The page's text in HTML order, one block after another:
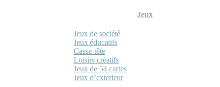
Jeux
Jeux de société
Jeux éducatifs
Casse-tête
Loisirs créatifs
Jeux de 54 cartes
Jeux d’exterieur